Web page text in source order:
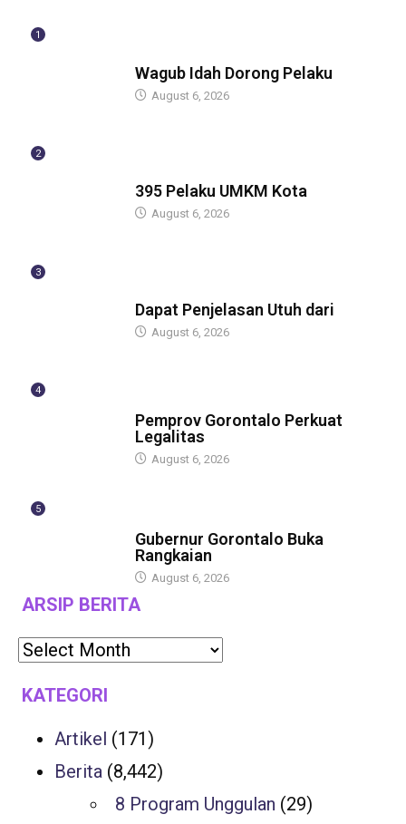
1
Wagub Idah Dorong Pelaku
August 6, 2026
2
395 Pelaku UMKM Kota
August 6, 2026
3
Dapat Penjelasan Utuh dari
August 6, 2026
4
Pemprov Gorontalo Perkuat
Legalitas
August 6, 2026
5
Gubernur Gorontalo Buka
Rangkaian
August 6, 2026
ARSIP BERITA
KATEGORI
Artikel (171)
Berita (8,442)
8 Program Unggulan (29)